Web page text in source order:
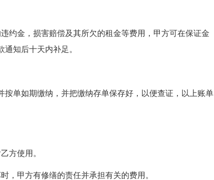
约金，损害赔偿及其所欠的租金等费用，甲方可在保证金
知后十天内补足。
按单如期缴纳，并把缴纳存单保存好，以便查证，以上账单
方使用。
，甲方有修缮的责任并承担有关的费用。